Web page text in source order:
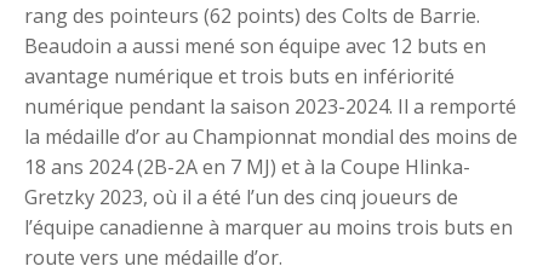
rang des pointeurs (62 points) des Colts de Barrie.
Beaudoin a aussi mené son équipe avec 12 buts en
avantage numérique et trois buts en infériorité
numérique pendant la saison 2023-2024. Il a remporté
la médaille d’or au Championnat mondial des moins de
18 ans 2024 (2B-2A en 7 MJ) et à la Coupe Hlinka-
Gretzky 2023, où il a été l’un des cinq joueurs de
l’équipe canadienne à marquer au moins trois buts en
route vers une médaille d’or.